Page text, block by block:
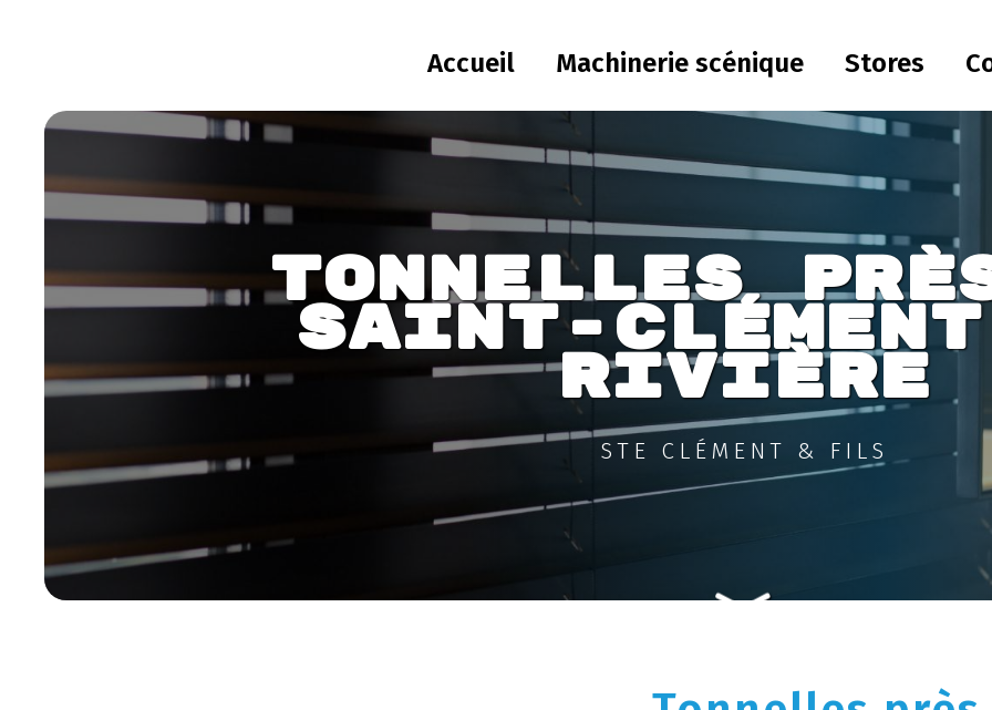
Accueil Machinerie scénique Stores
Tonnelles
Saint-
Rivière
STE CLÉMENT & FILS